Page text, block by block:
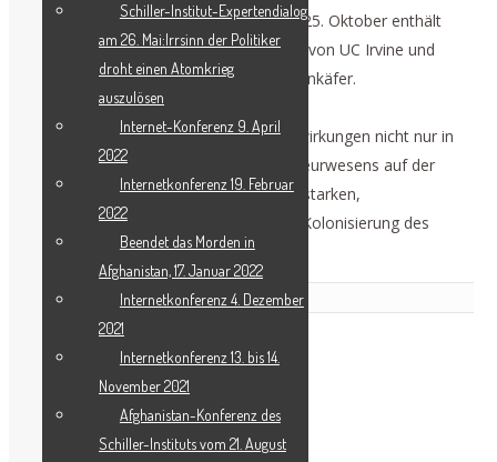
Ein zweiter Artikel in SciTechDaily vom 25. Oktober enthält
einen weiteren Bericht über die Studien von UC Irvine und
Purdue über den teuflischen Eisenplattenkäfer.
Diese Entdeckung hat aufregende Auswirkungen nicht nur in
Bezug auf die Verbesserung des Ingenieurwesens auf der
Erde, sondern auch auf das Bauen mit starken,
widerstandsfähigen Materialien für die Kolonisierung des
Mondes und des Mars.
Related Posts
Schiller-Institut-Expertendialog
am 26. Mai:Irrsinn der Politiker
droht einen Atomkrieg
auszulösen
Internet-Konferenz 9. April
2022
Internetkonferenz 19. Februar
2022
Beendet das Morden in
Afghanistan, 17. Januar 2022
Internetkonferenz 4. Dezember
2021
Internetkonferenz 13. bis 14.
November 2021
Afghanistan-Konferenz des
Schiller-Instituts vom 21. August